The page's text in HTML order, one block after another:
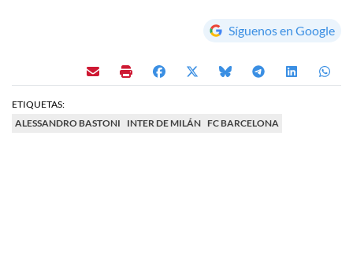
Síguenos en Google
ETIQUETAS:
ALESSANDRO BASTONI
INTER DE MILÁN FC BARCELONA